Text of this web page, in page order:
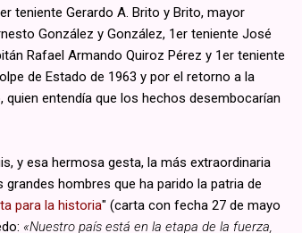
teniente Gerardo A. Brito y Brito, mayor
González y González, 1er teniente José
Rafael Armando Quiroz Pérez y 1er teniente
de Estado de 1963 y por el retorno a la
entendía que los hechos desembocarían
y esa hermosa gesta, la más extraordinaria
hombres que ha parido la patria de
para la historia" (carta con fecha 27 de mayo
«Nuestro país está en la etapa de la fuerza,